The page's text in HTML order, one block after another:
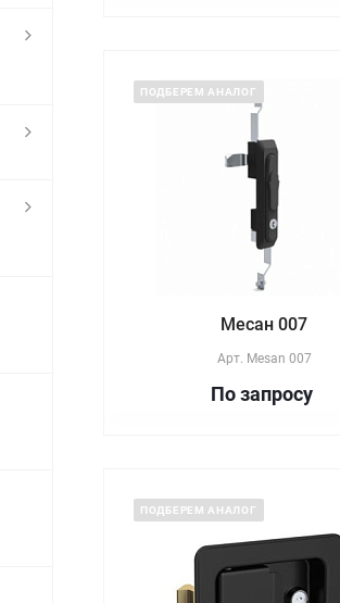
ПОДБЕРЕМ АНАЛОГ
Месан 007
Арт. Mesan 007
По запросу
ПОДБЕРЕМ АНАЛОГ